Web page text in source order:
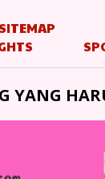
SITEMAP
YANG